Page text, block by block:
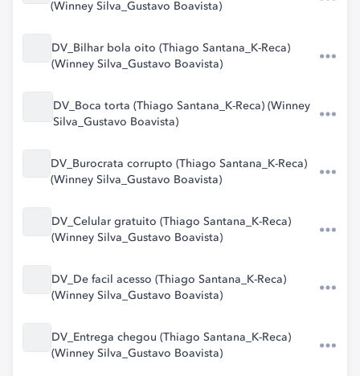
(Winney Silva_Gustavo Boavista)
DV_Bilhar bola oito (Thiago Santana_K-Reca)
(Winney Silva_Gustavo Boavista)
DV_Boca torta (Thiago Santana_K-Reca) (Winney
Silva_Gustavo Boavista)
DV_Burocrata corrupto (Thiago Santana_K-Reca)
(Winney Silva_Gustavo Boavista)
DV_Celular gratuito (Thiago Santana_K-Reca)
(Winney Silva_Gustavo Boavista)
DV_De facil acesso (Thiago Santana_K-Reca)
(Winney Silva_Gustavo Boavista)
DV_Entrega chegou (Thiago Santana_K-Reca)
(Winney Silva_Gustavo Boavista)